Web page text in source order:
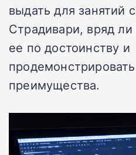
выдать для занятий
Страдивари, вряд
ее по достоинству и
преимущества.